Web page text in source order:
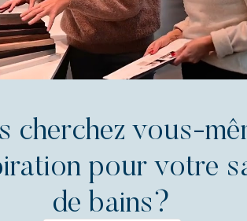
cherchez vous-
pour votre
de bains?